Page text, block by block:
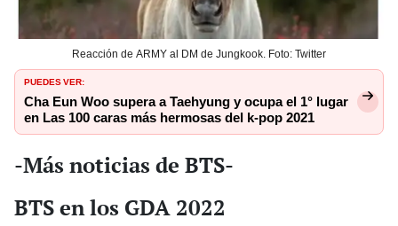
Reacción de ARMY al DM de Jungkook. Foto: Twitter
PUEDES VER:
Cha Eun Woo supera a Taehyung y ocupa el 1° lugar
en Las 100 caras más hermosas del k-pop 2021
-Más noticias de BTS-
BTS en los GDA 2022